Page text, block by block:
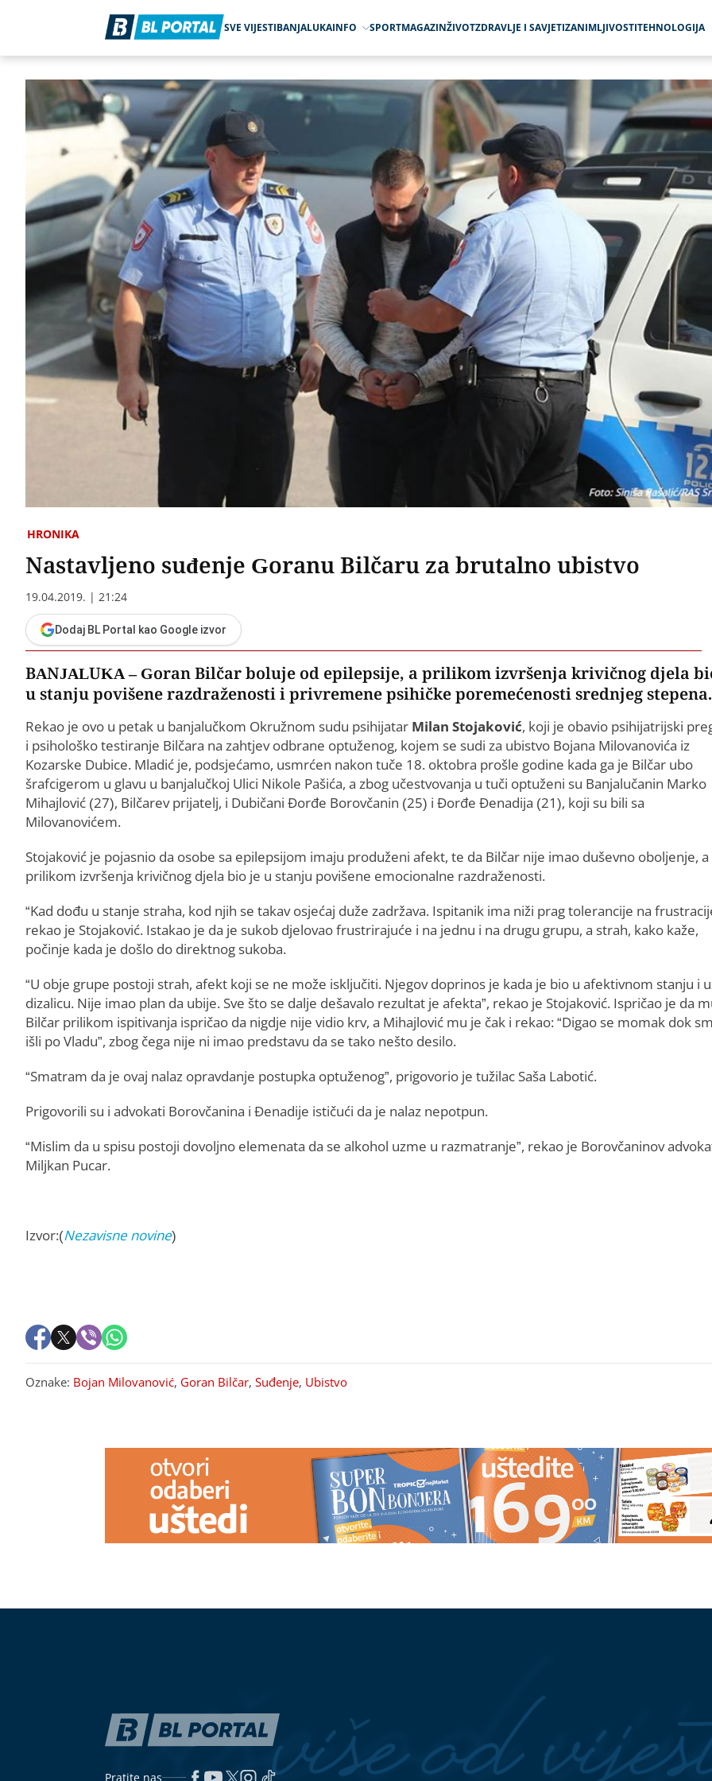
SVE VIJESTIBANJALUKAINFO SPORTMAGAZINŽIVOTZDRAVLJE I SAVJETIZANIMLJIVOSTITEHNOLOGIJA
HRONIKA
Nastavljeno suđenje Goranu Bilčaru za brutalno ubistvo
19.04.2019. | 21:24
Dodaj BL Portal kao Google izvor
BANJALUKA – Goran Bilčar boluje od epilepsije, a prilikom izvršenja krivičnog djela
u stanju povišene razdraženosti i privremene psihičke poremećenosti srednjeg stepena.
Rekao je ovo u petak u banjalučkom Okružnom sudu psihijatar Milan Stojaković, koji je obavio psihijatrijski
i psihološko testiranje Bilčara na zahtjev odbrane optuženog, kojem se sudi za ubistvo Bojana Milovanovića iz
Kozarske Dubice. Mladić je, podsjećamo, usmrćen nakon tuče 18. oktobra prošle godine kada ga je Bilčar ubo
šrafcigerom u glavu u banjalučkoj Ulici Nikole Pašića, a zbog učestvovanja u tuči optuženi su Banjalučanin Marko
Mihajlović (27), Bilčarev prijatelj, i Dubičani Đorđe Borovčanin (25) i Đorđe Đenadija (21), koji su bili sa
Milovanovićem.
Stojaković je pojasnio da osobe sa epilepsijom imaju produženi afekt, te da Bilčar nije imao duševno oboljenje, a
prilikom izvršenja krivičnog djela bio je u stanju povišene emocionalne razdraženosti.
“Kad dođu u stanje straha, kod njih se takav osjećaj duže zadržava. Ispitanik ima niži prag tolerancije na
rekao je Stojaković. Istakao je da je sukob djelovao frustrirajuće i na jednu i na drugu grupu, a strah, kako kaže,
počinje kada je došlo do direktnog sukoba.
“U obje grupe postoji strah, afekt koji se ne može isključiti. Njegov doprinos je kada je bio u afektivnom stanju i
dizalicu. Nije imao plan da ubije. Sve što se dalje dešavalo rezultat je afekta”, rekao je Stojaković. Ispričao je da
Bilčar prilikom ispitivanja ispričao da nigdje nije vidio krv, a Mihajlović mu je čak i rekao: “Digao se momak dok
išli po Vladu”, zbog čega nije ni imao predstavu da se tako nešto desilo.
“Smatram da je ovaj nalaz opravdanje postupka optuženog”, prigovorio je tužilac Saša Labotić.
Prigovorili su i advokati Borovčanina i Đenadije ističući da je nalaz nepotpun.
“Mislim da u spisu postoji dovoljno elemenata da se alkohol uzme u razmatranje”, rekao je Borovčaninov
Miljkan Pucar.
Izvor:(Nezavisne novine)
Oznake: Bojan Milovanović, Goran Bilčar, Suđenje, Ubistvo
samo nekoliko minuta
"DJEVOJKA U NJEGOVOJ FIRMI
PRAVI BUREKE"
Jovana Jeremić
Jedite je što češće: Ova riba ČUVA
SRCE, MOZAK i kosti
"Nastala je jeziva tišina"
poznanici ubijene doktorke Milke